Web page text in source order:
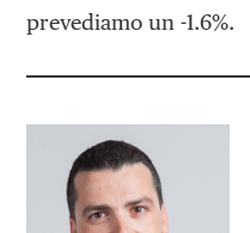
prevediamo un -1.6%.